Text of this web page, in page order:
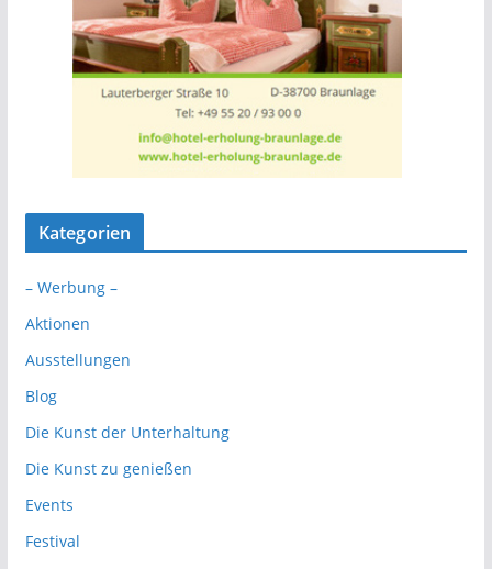
Kategorien
– Werbung –
Aktionen
Ausstellungen
Blog
Die Kunst der Unterhaltung
Die Kunst zu genießen
Events
Festival